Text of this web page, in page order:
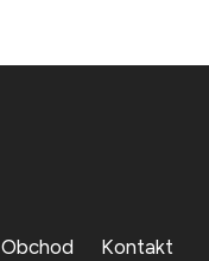
Obchod Kontakt